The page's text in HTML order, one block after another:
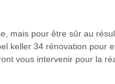
mais pour être sûr au
keller 34 rénovation pour
vous intervenir pour la